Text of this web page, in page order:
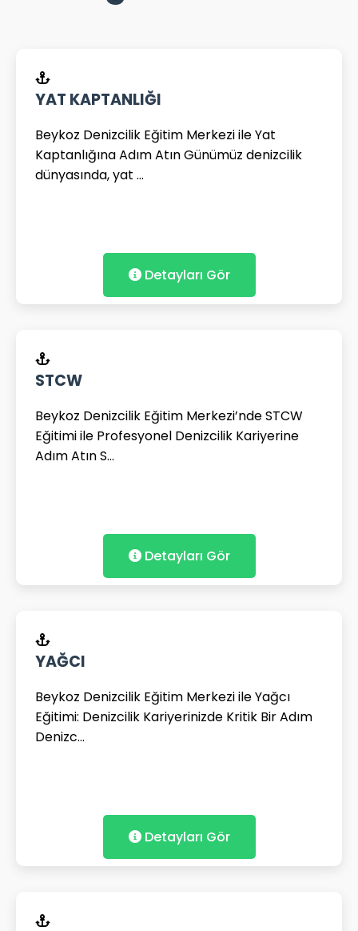
YAT KAPTANLIĞI
Beykoz Denizcilik Eğitim Merkezi ile Yat
Kaptanlığına Adım Atın Günümüz denizcilik
dünyasında, yat ...
Detayları Gör
STCW
Beykoz Denizcilik Eğitim Merkezi’nde STCW
Eğitimi ile Profesyonel Denizcilik Kariyerine
Adım Atın S...
Detayları Gör
YAĞCI
Beykoz Denizcilik Eğitim Merkezi ile Yağcı
Eğitimi: Denizcilik Kariyerinizde Kritik Bir Adım
Denizc...
Detayları Gör